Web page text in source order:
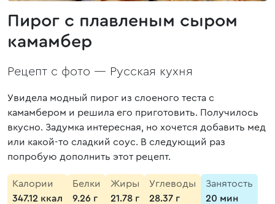
Пирог с плавленым сыром
камамбер
Рецепт с фото — Русская кухня
Увидела модный пирог из слоеного теста с
камамбером и решила его приготовить. Получилось
вкусно. Задумка интересная, но хочется добавить мед
или какой-то сладкий соус. В следующий раз
попробую дополнить этот рецепт.
Калории
347.12 ккал
Белки
9.26 г
Жиры
21.78 г
Углеводы
28.37 г
Занятость
20 мин